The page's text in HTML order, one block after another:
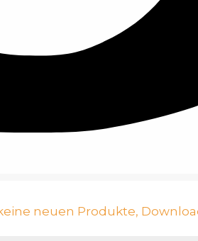
neuen Produkte,